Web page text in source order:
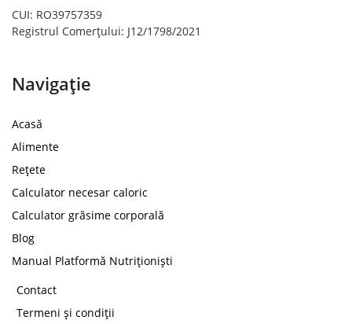
CUI: RO39757359
Registrul Comerțului: J12/1798/2021
Navigație
Acasă
Alimente
Rețete
Calculator necesar caloric
Calculator grăsime corporală
Blog
Manual Platformă Nutriționiști
Contact
Termeni și condiții